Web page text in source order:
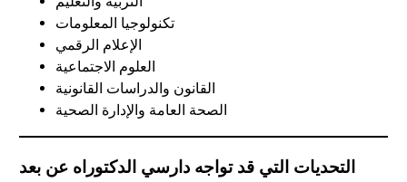
تكنولوجيا المعلومات
الإعلام الرقمي
العلوم الاجتماعية
القانون والدراسات القانونية
الصحة العامة والإدارة الصحية
التحديات التي قد تواجه دارسي الدكتوراه عن بعد